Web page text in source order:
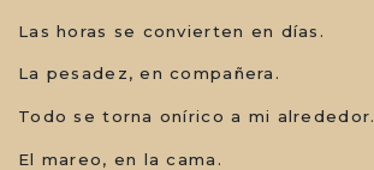
Las horas se convierten en días.
La pesadez, en compañera.
Todo se torna onírico a mi alrededor.
El mareo, en la cama.